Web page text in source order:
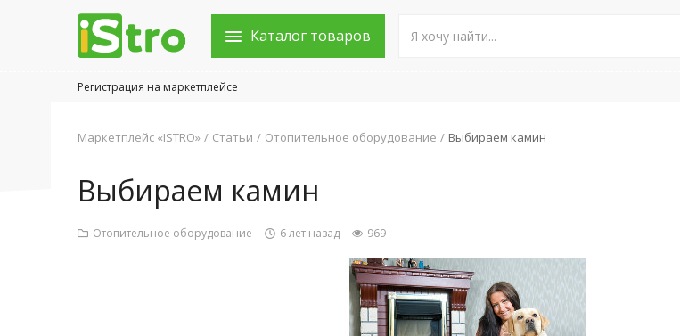
Каталог товаров
Регистрация на маркетплейсе
Маркетплейс «ISTRO» Статьи Отопительное оборудование Выбираем камин
Выбираем камин
Отопительное оборудование 6 лет назад 969